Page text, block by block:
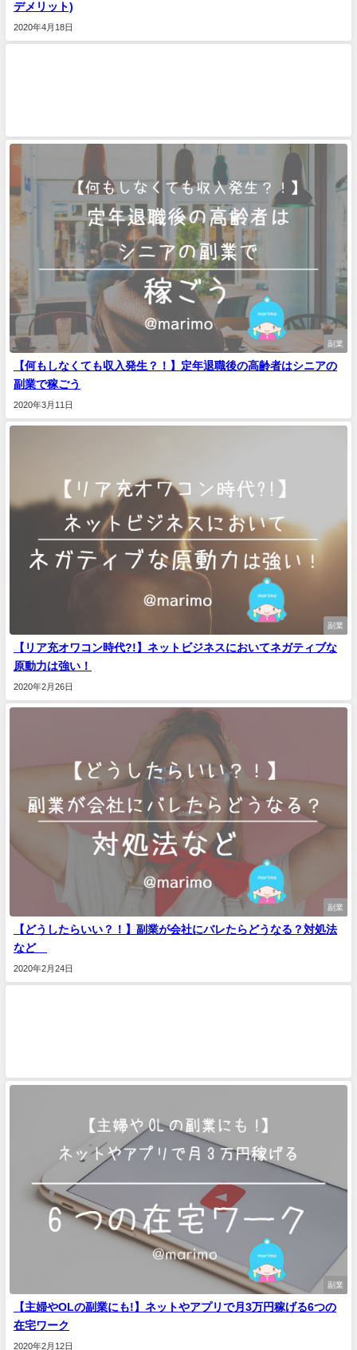
デメリット)
2020年4月18日
副業
【何もしなくても収入発生？！】定年退職後の高齢者はシニアの
副業で稼ごう
2020年3月11日
副業
【リア充オワコン時代?!】ネットビジネスにおいてネガティブな
原動力は強い！
2020年2月26日
副業
【どうしたらいい？！】副業が会社にバレたらどうなる？対処法
など
2020年2月24日
副業
【主婦やOLの副業にも!】ネットやアプリで月3万円稼げる6つの
在宅ワーク
2020年2月12日